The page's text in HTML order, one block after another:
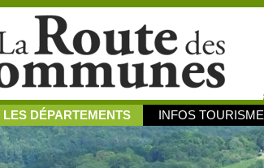
LES DÉPARTEMENTS INFOS TOURISME